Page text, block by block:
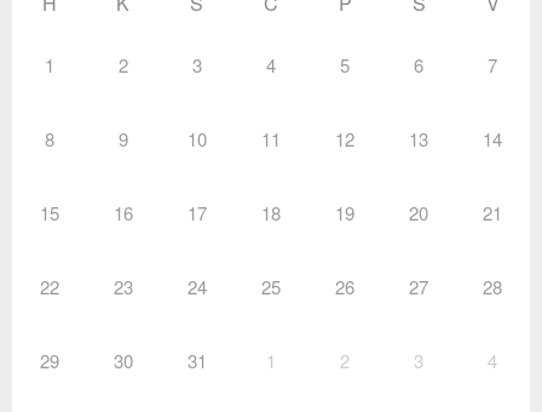
1 2 3 4 5 6 7
8 9 10 11 12 13 14
15 16 17 18 19 20 21
22 23 24 25 26 27 28
29 30 31 1 2 3 4